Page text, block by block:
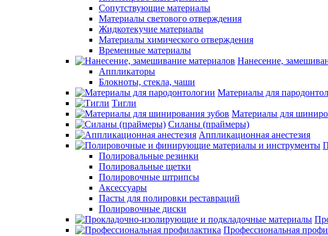
Сопутствующие материалы
Материалы светового отверждения
Жидкотекучие материалы
Материалы химического отверждения
Временные материалы
Нанесение,
Аппликаторы
Блокноты, стекла, чаши
Материалы для
Тигли
Материалы для
Силаны (праймеры)
Аппликационная анестезия
Полировальные резинки
Полировальные щетки
Полировочные штрипсы
Аксессуары
Пасты для полировки реставраций
Полировочные диски
Профессиональная